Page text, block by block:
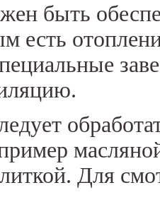
быть
есть
Для